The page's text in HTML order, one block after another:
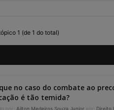
1 (de 1 do total)
no caso do combate ao
é tão temida?
por: Ailton Medeiros Souza Junior em: Direito